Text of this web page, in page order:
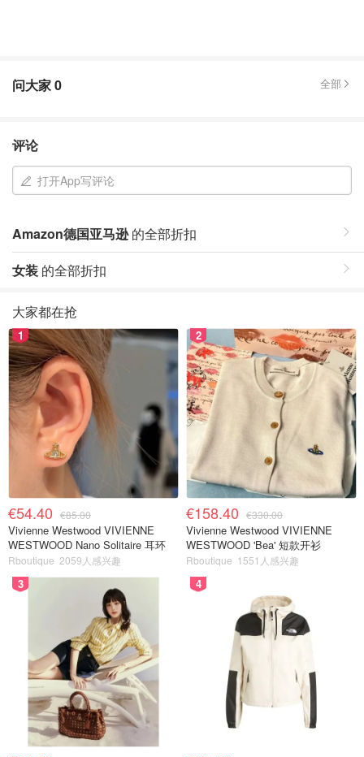
问大家0 全部
评论
打开App写评论
Amazon德国亚马逊的全部折扣
女装 的全部折扣
大家都在抢
1
€54.40 €85.00
Vivienne Westwood VIVIENNE
WESTWOOD Nano Solitaire 耳环
Rboutique 2059人感兴趣
2
€158.40 €330.00
Vivienne Westwood VIVIENNE
WESTWOOD 'Bea' 短款开衫
Rboutique 1551人感兴趣
3 4